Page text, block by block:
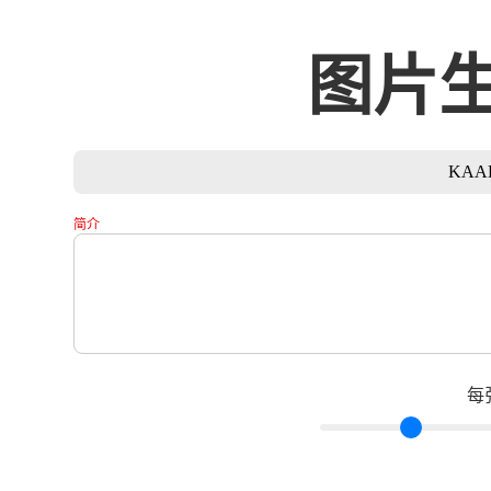
图片
简介
每